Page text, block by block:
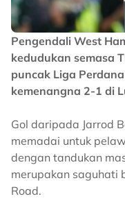
Pengendali West
kedudukan semasa
puncak Liga
kemenangna 2-1 di
Gol daripada Jarrod
memadai untuk
dengan tandukan
merupakan saguhati
Road.